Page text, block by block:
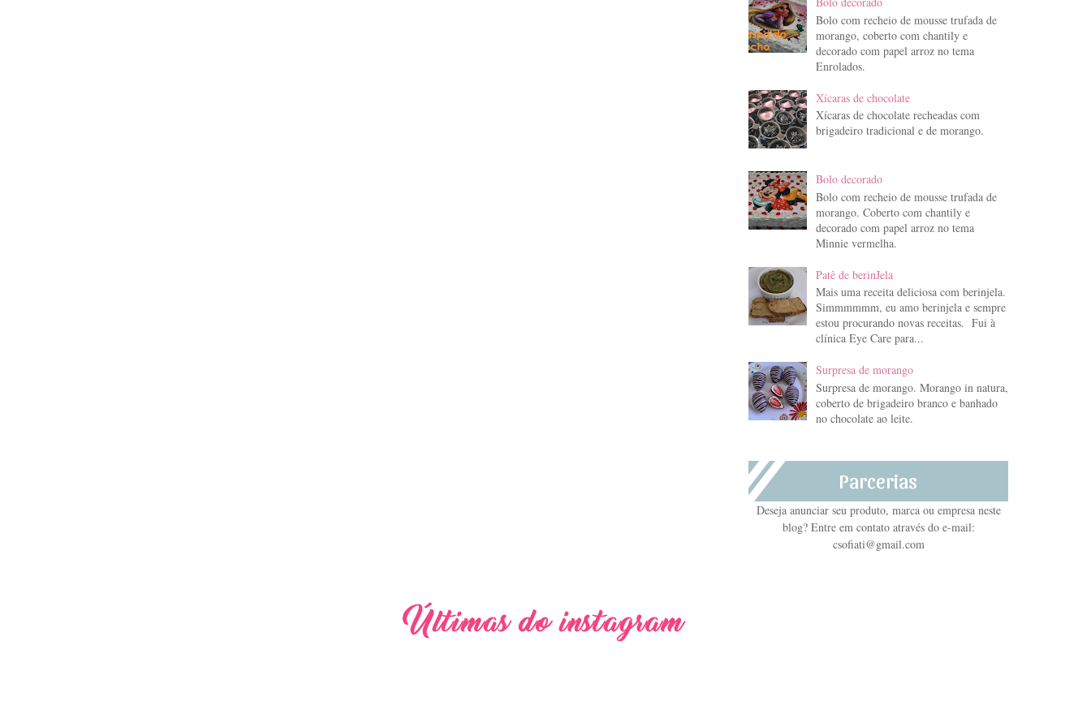
Bolo com recheio de mousse trufada de
morango, coberto com chantily e
decorado com papel arroz no tema
Enrolados.
Xícaras de chocolate
Xícaras de chocolate recheadas com
brigadeiro tradicional e de morango.
Bolo decorado
Bolo com recheio de mousse trufada de
morango. Coberto com chantily e
decorado com papel arroz no tema
Minnie vermelha.
Patê de berinJela
Mais uma receita deliciosa com berinjela.
Simmmmmm, eu amo berinjela e sempre
estou procurando novas receitas. Fui à
clínica Eye Care para...
Surpresa de morango
Surpresa de morango. Morango in natura,
coberto de brigadeiro branco e banhado
no chocolate ao leite.
Parcerias
Deseja anunciar seu produto, marca ou empresa neste
blog? Entre em contato através do e-mail:
csofiati@gmail.com